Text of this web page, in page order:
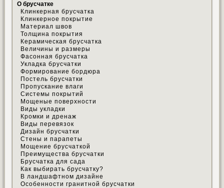
О брусчатке
Клинкерная брусчатка
Клинкерное покрытие
Материал швов
Толщина покрытия
Керамическая брусчатка
Величины и размеры
Фасонная брусчатка
Укладка брусчатки
Формирование бордюра
Постель брусчатки
Пропускание влаги
Системы покрытий
Мощеные поверхности
Виды укладки
Кромки и дренаж
Виды перевязок
Дизайн брусчатки
Стены и парапеты
Мощение брусчаткой
Преимущества брусчатки
Брусчатка для сада
Как выбирать брусчатку?
В ландшафтном дизайне
Особенности гранитной брусчатки